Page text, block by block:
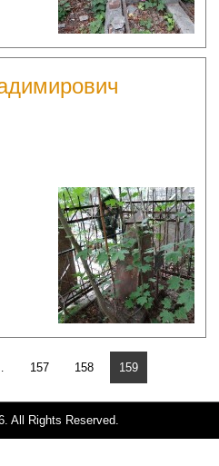
157 158 159
All Rights Reserved.